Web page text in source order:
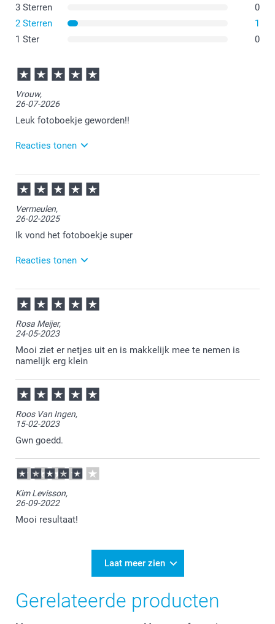
3 Sterren
0
2 Sterren
1
1 Ster
0
Vrouw,
26-07-2026
Leuk fotoboekje geworden!!
Reacties tonen
28-07-2026
14:32
Heel veel plezier ervan!
Vermeulen,
26-02-2025
Ik vond het fotoboekje super
Reacties tonen
27-02-2025
12:17
Bedankt voor je review. Wat leuk dat je een
quoteboekje hebt gemaakt bij ons. Heel veel plezier
ervan en we zien je graag nog eens terug.
Rosa Meijer,
24-05-2023
Mooi ziet er netjes uit en is makkelijk mee te nemen is
namelijk erg klein
Roos Van Ingen,
15-02-2023
Gwn goedd.
Kim Levisson,
26-09-2022
Mooi resultaat!
Laat meer zien
Gerelateerde producten